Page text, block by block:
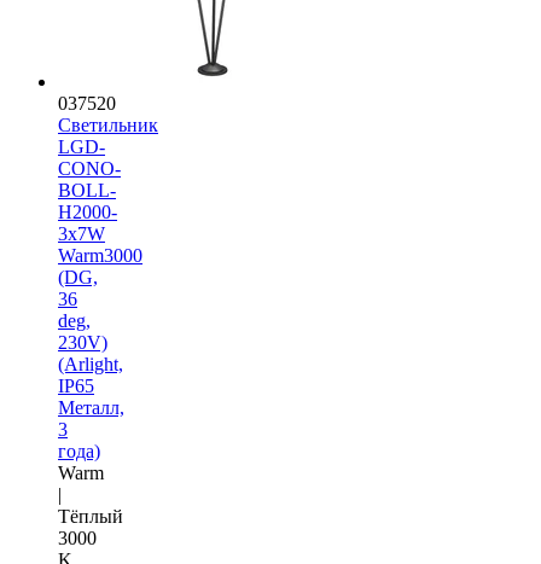
037520
Светильник
LGD-
CONO-
BOLL-
H2000-
3x7W
Warm3000
(DG,
36
deg,
230V)
(Arlight,
IP65
Металл,
3
года)
Warm
|
Тёплый
3000
K